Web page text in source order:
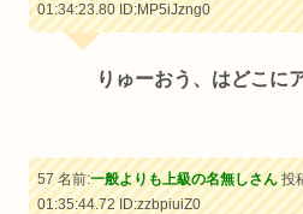
01:34:23.80ID:MP5iJzng0
りゅーおう、はどこに
57 名前:一般よりも上級の名無しさん投
01:35:44.72ID:zzbpiuiZ0